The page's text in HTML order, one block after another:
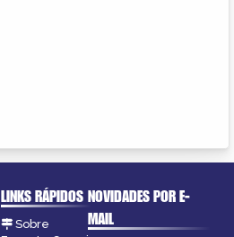
LINKS RÁPIDOS
Sobre
NOVIDADES POR E-
MAIL